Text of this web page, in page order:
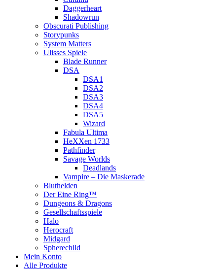
Daggerheart
Shadowrun
Obscurati Publishing
Storypunks
System Matters
Ulisses Spiele
Blade Runner
DSA
DSA1
DSA2
DSA3
DSA4
DSA5
Wizard
Fabula Ultima
HeXXen 1733
Pathfinder
Savage Worlds
Deadlands
Vampire – Die Maskerade
Bluthelden
Der Eine Ring™
Dungeons & Dragons
Gesellschaftsspiele
Halo
Herocraft
Midgard
Spherechild
Mein Konto
Alle Produkte